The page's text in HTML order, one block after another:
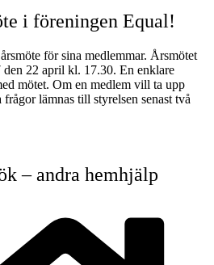
i föreningen Equal!
för sina medlemmar. Årsmötet
den 22 april kl. 17.30. En enklare
mötet. Om en medlem vill ta upp
frågor lämnas till styrelsen senast två
– andra hemhjälp